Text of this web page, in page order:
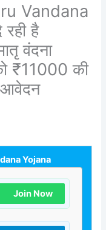
Vandana
है
वंदना
₹11000 की
आवेदन
Yojana
Join Now